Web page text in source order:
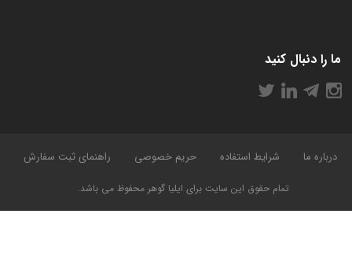
تمام حقوق این سایت برای ایلیا گوهر محفوظ می باشد.
درباره ما شرایط استفاده حریم خصوصی راهنمای ثبت سفارش
ما را دنبال کنید